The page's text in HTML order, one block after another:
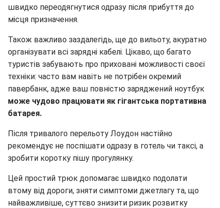
швидко переодягнутися одразу після прибуття до
місця призначення.
Також важливо заздалегідь, ще до вильоту, акуратно
організувати всі зарядні кабелі. Цікаво, що багато
туристів забувають про приховані можливості своєї
техніки: часто вам навіть не потрібен окремий
павербанк, адже ваш повністю заряджений ноутбук
може чудово працювати як гігантська портативна
батарея.
Після тривалого перельоту Лоудон настійно
рекомендує не поспішати одразу в готель чи таксі, а
зробити коротку пішу прогулянку.
Цей простий трюк допомагає швидко подолати
втому від дороги, зняти симптоми джетлагу та, що
найважливіше, суттєво знизити ризик розвитку